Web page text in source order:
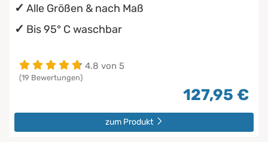
Alle Größen & nach Maß
Bis 95° C waschbar
4.8 von 5
(19 Bewertungen)
127,95 €
zum Produkt